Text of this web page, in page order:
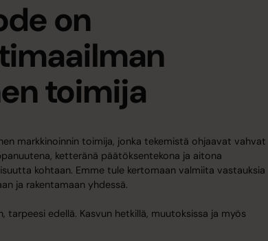
on
toimija
markkinoinnin toimija, jonka tekemistä ohjaavat vahvat
ketteränä päätöksentekona ja aitona
kohtaan. Emme tule kertomaan valmiita vastauksia
ja rakentamaan yhdessä.
tarpeesi edellä. Kasvun hetkillä, muutoksissa ja myös